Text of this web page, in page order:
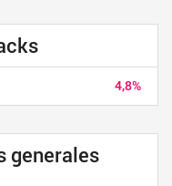
4,8%
generales